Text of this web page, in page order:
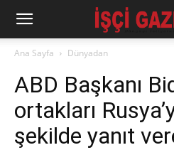
Ana Sayfa Dünyadan
ABD Başkanı
ortakları
şekilde yanıt